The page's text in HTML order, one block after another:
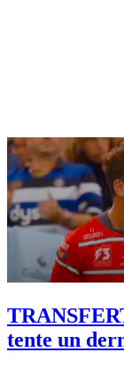
tente un